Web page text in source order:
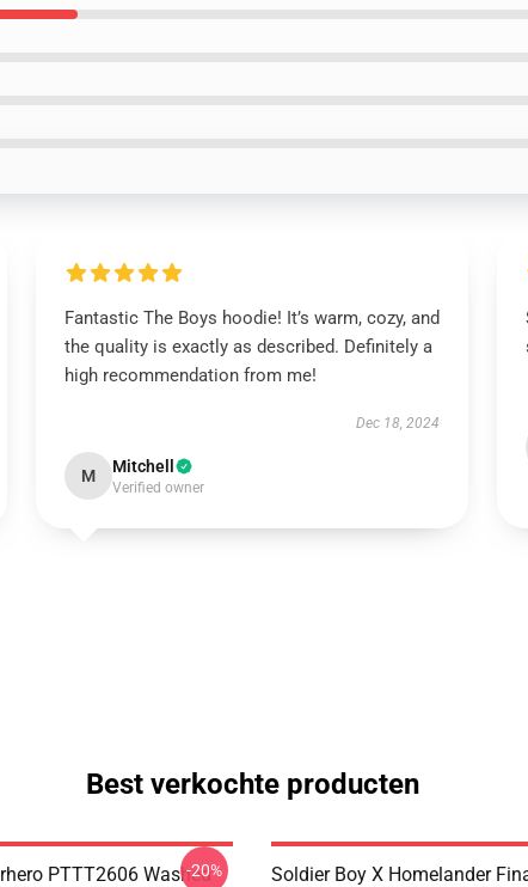
Fantastic The Boys hoodie! It’s warm, cozy, and
the quality is exactly as described. Definitely a
high recommendation from me!
Dec 18, 2024
M Mitchell
Verified owner
Best verkochte producten
PTTT2606 Washed
-20%
Soldier Boy X Homelander